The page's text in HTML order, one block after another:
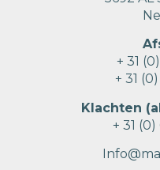
+ 31
+ 31
Klachten
+ 31